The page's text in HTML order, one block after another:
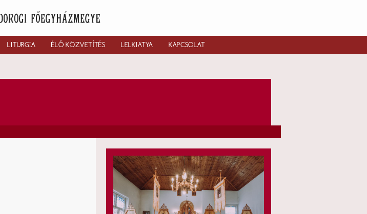
LITURGIA ÉLŐ KÖZVETÍTÉS LELKIATYA KAPCSOLAT